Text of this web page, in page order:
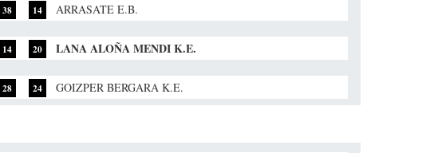
38 14 ARRASATE E.B.
14 20 LANA ALOÑA MENDI K.E.
28 24 GOIZPER BERGARA K.E.